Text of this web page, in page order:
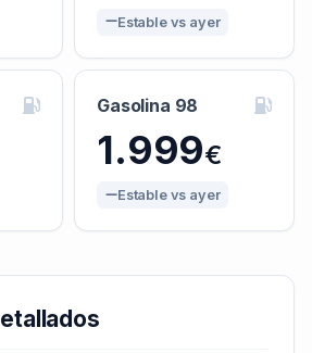
Estable vs ayer
Gasolina 98
1.999€
Estable vs ayer